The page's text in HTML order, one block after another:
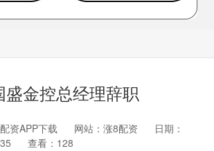
金控总经理辞职
资APP下载 网站：涨8配资
日期：
查看：128